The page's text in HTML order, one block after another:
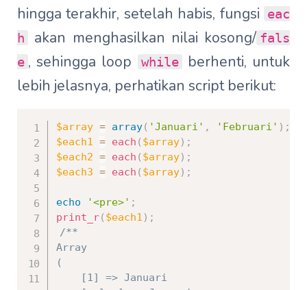
hingga terakhir, setelah habis, fungsi eac
h
akan menghasilkan nilai kosong/ fals
e , sehingga loop while
berhenti, untuk
lebih jelasnya, perhatikan script berikut:
$array = array( 'Januari' , 'Februari' ) ;
$each1 = each ( $array) ;
$each2 = each ( $array) ;
$each3 = each ( $array) ;
echo '<pre>' ;
print_r( $each1 ) ;
/**
Array
(
    [1] => Januari